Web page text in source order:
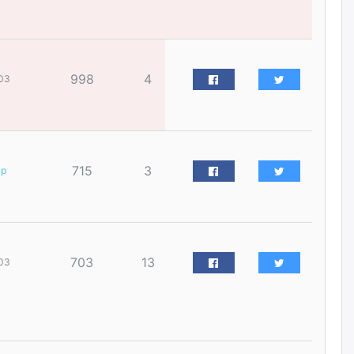
дурдлаа
Өмгөөлөгч Б.Оюунбилэг:
хууль хяналтын байгууллагаар
зогсоож, Арабын орнуудаас
998 4
715 3
703 13